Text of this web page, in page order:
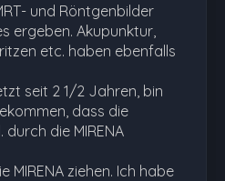
und Röntgenbilder
ergeben. Akupunktur,
etc. haben ebenfalls
seit 2 1/2 Jahren, bin
dass die
die MIRENA
MIRENA ziehen. Ich habe